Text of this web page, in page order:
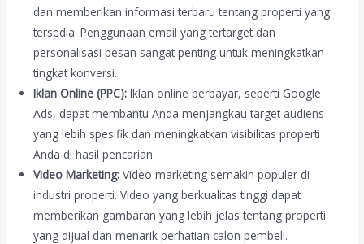
dan memberikan informasi terbaru tentang properti yang
tersedia. Penggunaan email yang tertarget dan
personalisasi pesan sangat penting untuk meningkatkan
tingkat konversi.
Iklan Online (PPC): Iklan online berbayar, seperti Google
Ads, dapat membantu Anda menjangkau target audiens
yang lebih spesifik dan meningkatkan visibilitas properti
Anda di hasil pencarian.
Video Marketing: Video marketing semakin populer di
industri properti. Video yang berkualitas tinggi dapat
memberikan gambaran yang lebih jelas tentang properti
yang dijual dan menarik perhatian calon pembeli.